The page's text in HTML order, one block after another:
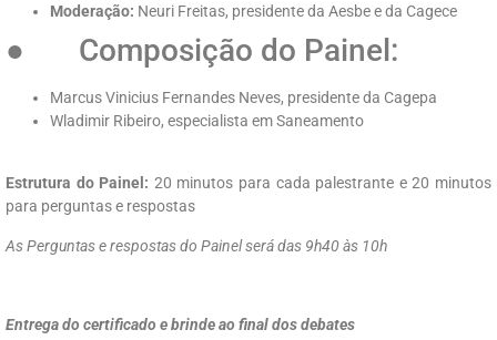
Moderação: Neuri Freitas, presidente da Aesbe e da Cagece
● Composição do Painel:
Marcus Vinicius Fernandes Neves, presidente da Cagepa
Wladimir Ribeiro, especialista em Saneamento
Estrutura do Painel: 20 minutos para cada palestrante e 20 minutos
para perguntas e respostas
As Perguntas e respostas do Painel será das 9h40 às 10h
Entrega do certificado e brinde ao final dos debates